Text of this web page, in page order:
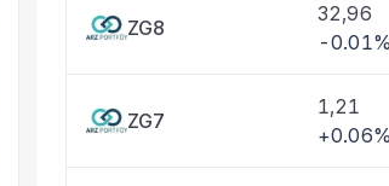
ZG8
32,96
-0.01%
ZG7
1,21
+0.06%